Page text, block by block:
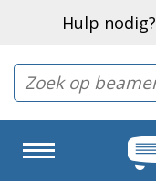
Hulp nodig?